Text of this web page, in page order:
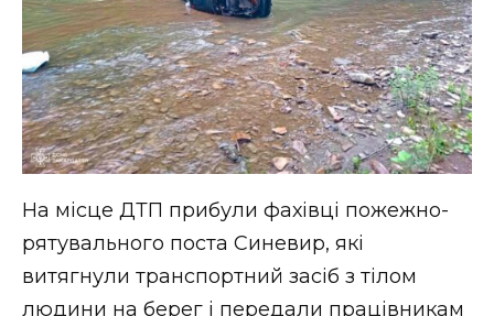
ВІДЕО
На місце ДТП прибули фахівці пожежно-
рятувального поста Синевир, які
витягнули транспортний засіб з тілом
людини на берег і передали працівникам